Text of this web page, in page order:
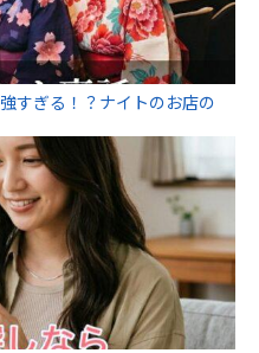
すぎる！？ナイトのお店の